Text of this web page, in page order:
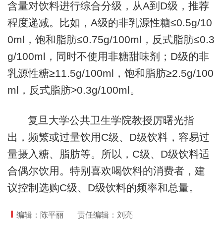
含量对饮料进行综合分级，从A到D级，推荐
程度递减。比如，A级的非乳源性糖≤0.5g/10
0ml，饱和脂肪≤0.75g/100ml，反式脂肪≤0.3
g/100ml，同时不使用非糖甜味剂；D级的非
乳源性糖≥11.5g/100ml，饱和脂肪≥2.5g/100
ml，反式脂肪>0.3g/100ml。
复旦大学公共卫生学院教授厉曙光指
出，频繁或过量饮用C级、D级饮料，容易过
量摄入糖、脂肪等。所以，C级、D级饮料适
合偶尔饮用。特别喜欢喝饮料的消费者，建
议控制选购C级、D级饮料的频率和总量。
编辑：陈平丽 责任编辑：刘亮